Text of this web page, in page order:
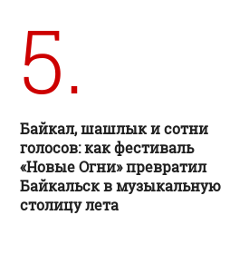
5.
Байкал, шашлык и сотни
голосов: как фестиваль
«Новые Огни» превратил
Байкальск в музыкальную
столицу лета